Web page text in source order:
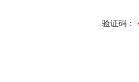
验证码：